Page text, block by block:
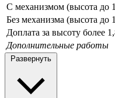
С механизмом (высота до
Без механизма (высота до
Доплата за высоту более
Дополнительные работы
Развернуть